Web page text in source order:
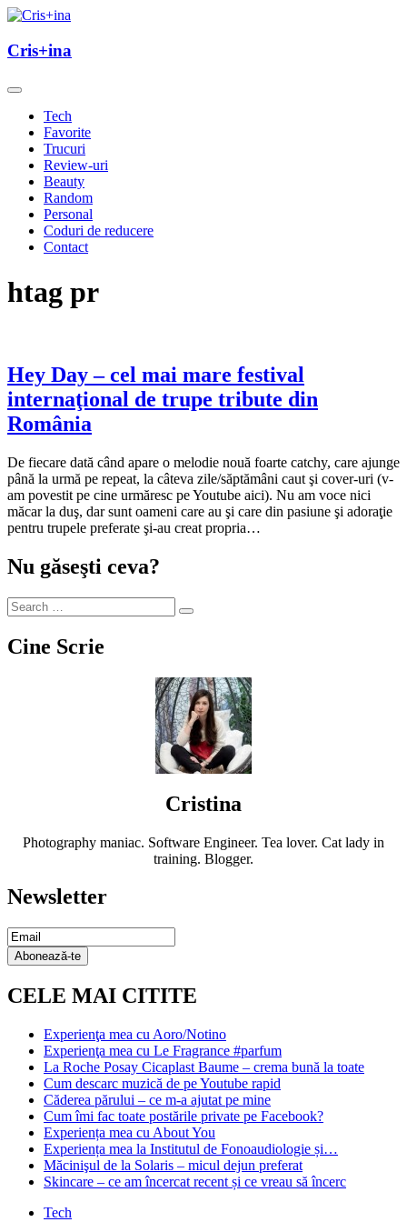
Skip
content
Cris+ina
Cris+ina
Tech
Favorite
Trucuri
Review-uri
Beauty
Random
Personal
Coduri de reducere
Contact
htag pr
Hey Day – cel mai mare festival
internaţional de trupe tribute din
România
De fiecare dată când apare o melodie nouă foarte catchy, care ajunge
până la urmă pe repeat, la câteva zile/săptămâni caut şi cover-uri (v-
am povestit pe cine urmăresc pe Youtube aici). Nu am voce nici
măcar la duş, dar sunt oameni care au şi care din pasiune şi adoraţie
pentru trupele preferate şi-au creat propria…
Nu găseşti ceva?
Cine Scrie
Cristina
Photography maniac. Software Engineer. Tea lover. Cat lady in
training. Blogger.
Newsletter
Email
Subscription
Abonează-te
CELE MAI CITITE
Experienţa mea cu Aoro/Notino
Experienţa mea cu Le Fragrance #parfum
La Roche Posay Cicaplast Baume – crema bună la toate
Cum descarc muzică de pe Youtube rapid
Căderea părului – ce m-a ajutat pe mine
Cum îmi fac toate postările private pe Facebook?
Experiența mea cu About You
Experiența mea la Institutul de Fonoaudiologie și…
Măcinişul de la Solaris – micul dejun preferat
Skincare – ce am încercat recent și ce vreau să încerc
Tech